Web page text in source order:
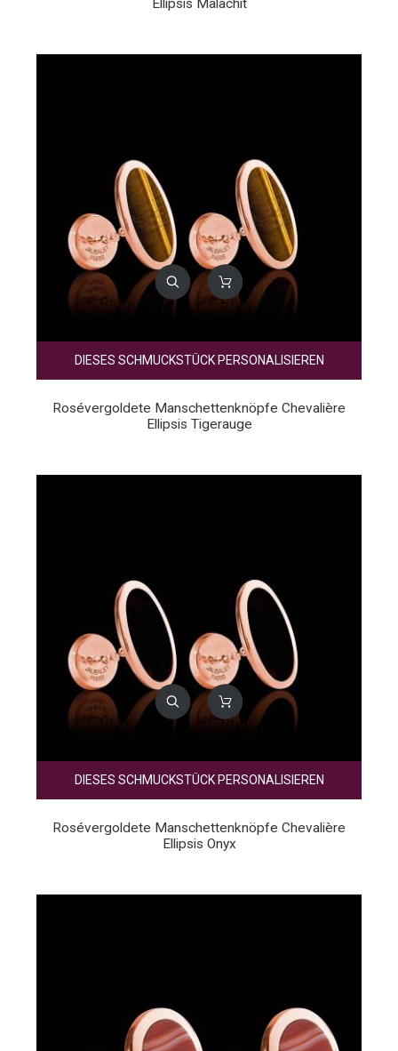
Ellipsis Malachit
DIESES SCHMUCKSTÜCK PERSONALISIEREN
Rosévergoldete Manschettenknöpfe Chevalière
Ellipsis Tigerauge
DIESES SCHMUCKSTÜCK PERSONALISIEREN
Rosévergoldete Manschettenknöpfe Chevalière
Ellipsis Onyx